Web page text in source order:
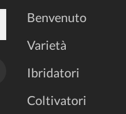
Benvenuto
Varietà
Ibridatori
Coltivatori